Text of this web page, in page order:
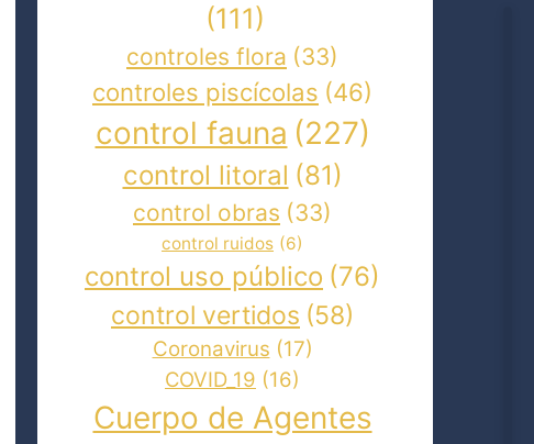
(111)
controles flora (33)
controles piscícolas (46)
control fauna (227)
control litoral (81)
control obras (33)
control ruidos (6)
control uso público (76)
control vertidos (58)
Coronavirus (17)
COVID_19 (16)
Cuerpo de Agentes